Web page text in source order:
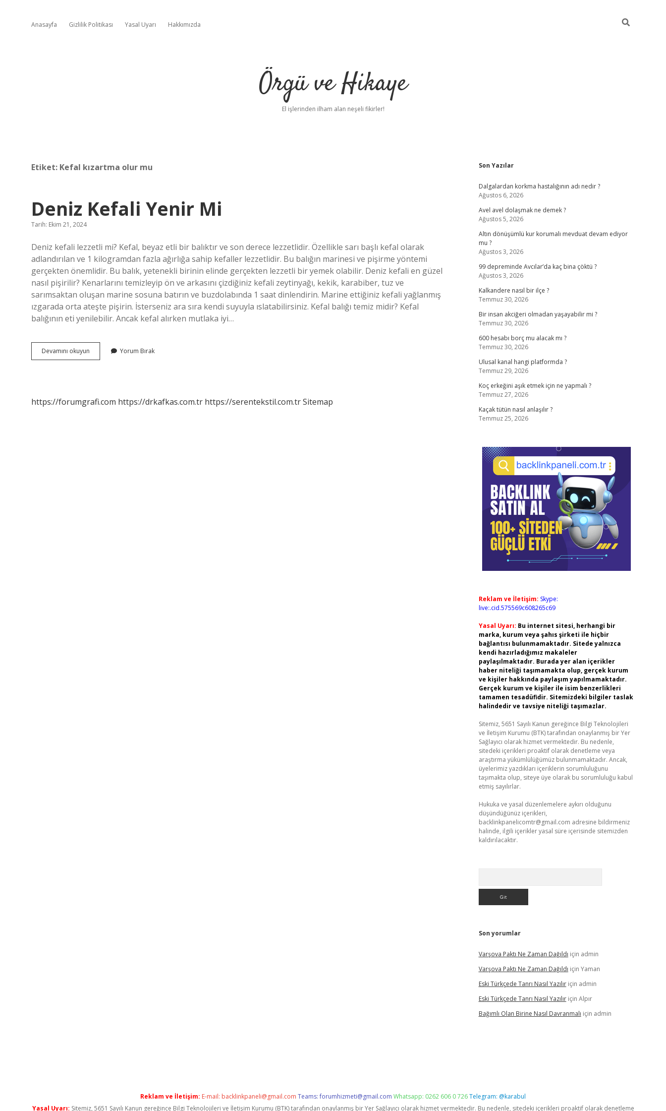
Anasayfa Gizlilik Politikası Yasal Uyarı Hakkımızda
Örgü ve Hikaye
El işlerinden ilham alan neşeli fikirler!
Etiket: Kefal kızartma olur mu
Deniz Kefali Yenir Mi
Tarih: Ekim 21, 2024
Deniz kefali lezzetli mi? Kefal, beyaz etli bir balıktır ve son derece lezzetlidir. Özellikle sarı başlı kefal olarak
adlandırılan ve 1 kilogramdan fazla ağırlığa sahip kefaller lezzetlidir. Bu balığın marinesi ve pişirme yöntemi
gerçekten önemlidir. Bu balık, yetenekli birinin elinde gerçekten lezzetli bir yemek olabilir. Deniz kefali en güzel
nasıl pişirilir? Kenarlarını temizleyip ön ve arkasını çizdiğiniz kefali zeytinyağı, kekik, karabiber, tuz ve
sarımsaktan oluşan marine sosuna batırın ve buzdolabında 1 saat dinlendirin. Marine ettiğiniz kefali yağlanmış
ızgarada orta ateşte pişirin. İsterseniz ara sıra kendi suyuyla ıslatabilirsiniz. Kefal balığı temiz midir? Kefal
balığının eti yenilebilir. Ancak kefal alırken mutlaka iyi…
Devamını okuyun
Kefali
Yorum Bırak
https://forumgrafi.com https://drkafkas.com.tr https://serentekstil.com.trSitemap
Sidebar
Son Yazılar
Dalgalardan korkma hastalığının adı nedir ?
Ağustos 6, 2026
Avel avel dolaşmak ne demek ?
Ağustos 5, 2026
Altın dönüşümlü kur korumalı mevduat devam ediyor
mu ?
Ağustos 3, 2026
99 depreminde Avcılar’da kaç bina çöktü ?
Ağustos 3, 2026
Kalkandere nasıl bir ilçe ?
Temmuz 30, 2026
Bir insan akciğeri olmadan yaşayabilir mi ?
Temmuz 30, 2026
600 hesabı borç mu alacak mı ?
Temmuz 30, 2026
Ulusal kanal hangi platformda ?
Temmuz 29, 2026
Koç erkeğini aşık etmek için ne yapmalı ?
Temmuz 27, 2026
Kaçak tütün nasıl anlaşılır ?
Temmuz 25, 2026
Reklam ve İletişim: Skype:
live:.cid.575569c608265c69
Yasal Uyarı: Bu internet sitesi, herhangi bir
marka, kurum veya şahıs şirketi ile hiçbir
bağlantısı bulunmamaktadır. Sitede yalnızca
kendi hazırladığımız makaleler
paylaşılmaktadır. Burada yer alan içerikler
haber niteliği taşımamakta olup, gerçek kurum
ve kişiler hakkında paylaşım yapılmamaktadır.
Gerçek kurum ve kişiler ile isim benzerlikleri
tamamen tesadüfidir. Sitemizdeki bilgiler taslak
halindedir ve tavsiye niteliği taşımazlar.
Sitemiz, 5651 Sayılı Kanun gereğince Bilgi Teknolojileri
ve İletişim Kurumu (BTK) tarafından onaylanmış bir Yer
Sağlayıcı olarak hizmet vermektedir. Bu nedenle,
sitedeki içerikleri proaktif olarak denetleme veya
araştırma yükümlülüğümüz bulunmamaktadır. Ancak,
üyelerimiz yazdıkları içeriklerin sorumluluğunu
taşımakta olup, siteye üye olarak bu sorumluluğu kabul
etmiş sayılırlar.
Hukuka ve yasal düzenlemelere aykırı olduğunu
düşündüğünüz içerikleri,
backlinkpanelicomtr@gmail.com adresine bildirmeniz
halinde, ilgili içerikler yasal süre içerisinde sitemizden
kaldırılacaktır.
Son yorumlar
Varşova Paktı Ne Zaman Dağıldı için admin
Varşova Paktı Ne Zaman Dağıldı için Yaman
Eski Türkçede Tanrı Nasıl Yazılıriçin admin
Eski Türkçede Tanrı Nasıl Yazılıriçin Alpır
Bağımlı Olan Birine Nasıl Davranmalı için admin
Reklam ve İletişim: E-mail: backlinkpaneli@gmail.com Teams:forumhizmeti@gmail.com Whatsapp: 0262 606 0 726Telegram: @karabul
Yasal Uyarı: Sitemiz, 5651 Sayılı Kanun gereğince Bilgi Teknolojileri ve İletişim Kurumu (BTK) tarafından onaylanmış bir Yer Sağlayıcı olarak hizmet vermektedir. Bu nedenle, sitedeki içerikleri proaktif olarak denetleme